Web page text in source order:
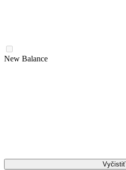
New Balance
Vyčistiť